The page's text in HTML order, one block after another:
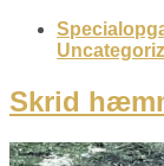
Skrid